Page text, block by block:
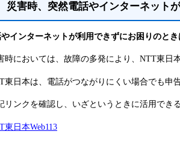
災害時、突然電話やインターネット
やインターネットが利用できずにお困りのと
においては、故障の多発により、NTT東日
日本は、電話がつながりにくい場合でも申
ンクを確認し、いざというときに活用でき
東日本Web113